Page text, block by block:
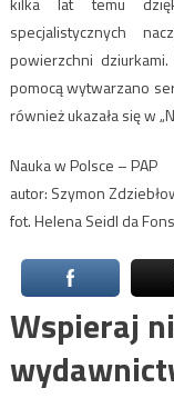
specjalistycznych
powierzchni
pomocą wytwarzano
również ukazała się w
Nauka w Polsce – PAP
autor: Szymon
fot. Helena Seidl da
Wspieraj